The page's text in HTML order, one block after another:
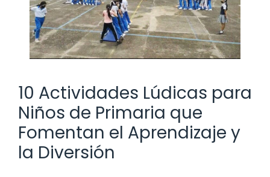
10 Actividades Lúdicas para
Niños de Primaria que
Fomentan el Aprendizaje y
la Diversión